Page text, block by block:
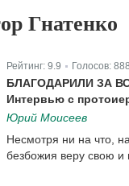
Гнатенко
Рейтинг: 9.9 Голосов: 888
БЛАГОДАРИЛИ ЗА
Интервью с
Юрий Моисеев
Несмотря ни на что,
безбожия веру свою и